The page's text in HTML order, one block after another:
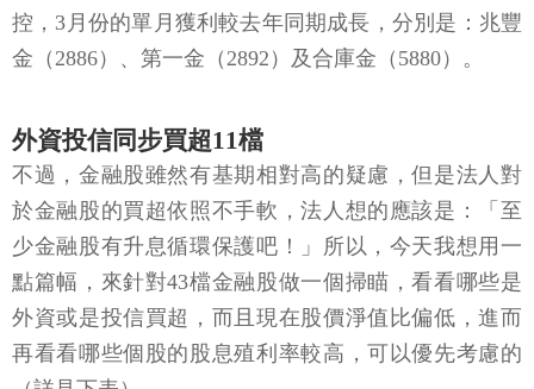
控，3月份的單月獲利較去年同期成長，分別是：兆豐
金（2886）、第一金（2892）及合庫金（5880）。
外資投信同步買超11檔
不過，金融股雖然有基期相對高的疑慮，但是法人對
於金融股的買超依照不手軟，法人想的應該是：「至
少金融股有升息循環保護吧！」所以，今天我想用一
點篇幅，來針對43檔金融股做一個掃瞄，看看哪些是
外資或是投信買超，而且現在股價淨值比偏低，進而
再看看哪些個股的股息殖利率較高，可以優先考慮的